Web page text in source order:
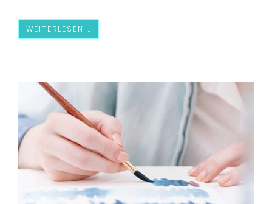
WEITERLESEN …